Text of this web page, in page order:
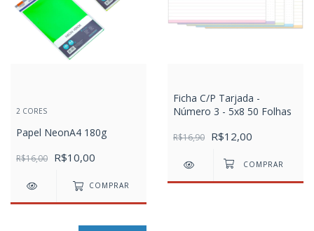
2 CORES
Papel NeonA4 180g
R$16,00 R$10,00
COMPRAR
Ficha C/P Tarjada -
Número 3 - 5x8 50 Folhas
R$16,90 R$12,00